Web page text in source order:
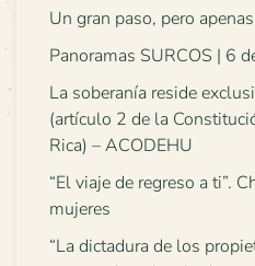
Un gran paso, pero
Panoramas SURCOS | 6
La soberanía reside
(artículo 2 de la
Rica) – ACODEHU
“El viaje de regreso a ti”.
mujeres
“La dictadura de los